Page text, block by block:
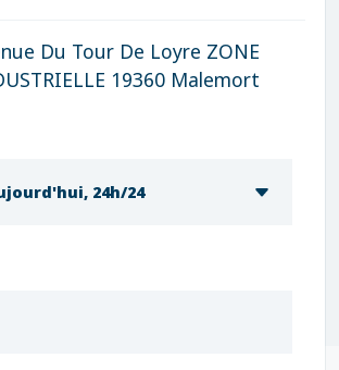
Du Tour De Loyre ZONE
19360 Malemort
24h/24